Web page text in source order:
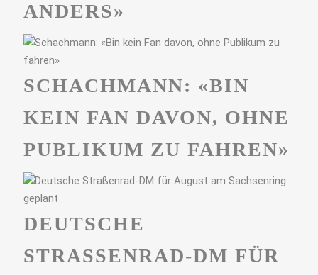
ANDERS»
SCHACHMANN: «BIN
KEIN FAN DAVON, OHNE
PUBLIKUM ZU FAHREN»
DEUTSCHE
STRASSENRAD-DM FÜR A